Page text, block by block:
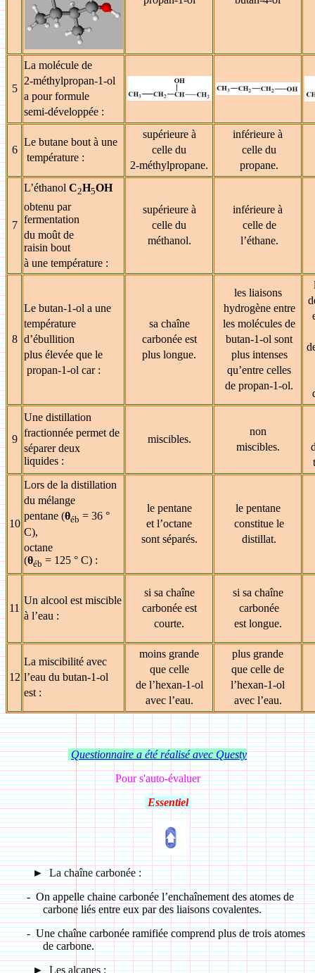
5
La molécule de
2-méthylpropan-1-ol
a pour formule
semi-développée :
6
Le butane bout à une
température :
supérieure à
celle du
2-méthylpropane.
inférieure à
celle du
propane.
7
L’éthanolC2H5OH
obtenu par
fermentation
du moût de
raisin bout
à une température :
supérieure à
celle du
méthanol.
inférieure à
celle de
l’éthane.
8
Le butan-1-ol a une
température
d’ébullition
plus élevée que le
propan-1-ol car :
sa chaîne
carbonée est
plus longue.
les liaisons
hydrogène entre
les molécules de
butan-1-ol sont
plus intenses
qu’entre celles
de propan-1-ol.
9
Une distillation
fractionnée permet de
séparer deux
liquides :
miscibles.
non
miscibles.
10
Lors de la distillation
du mélange
pentane (θéb = 36 °
C),
octane
(θéb = 125 ° C) :
le pentane
et l’octane
sont séparés.
le pentane
constitue le
distillat.
11
Un alcool est miscible
à l’eau :
si sa chaîne
carbonée est
courte.
si sa chaîne
carbonée
est longue.
12
La miscibilité avec
l’eau du butan-1-ol
est :
moins grande
que celle
de l’hexan-1-ol
avec l’eau.
plus grande
que celle de
l’hexan-1-ol
avec l’eau.
Questionnaire a été réalisé avec Questy
Pour s'auto-évaluer
Essentiel
► La chaîne carbonée :
- On appelle chaine carbonée l’enchaînement des atomes de
carbone liés entre eux par des liaisons covalentes.
- Une chaîne carbonée ramifiée comprend plus de trois atomes
de carbone.
► Les alcanes :